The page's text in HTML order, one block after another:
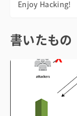
書いたもの